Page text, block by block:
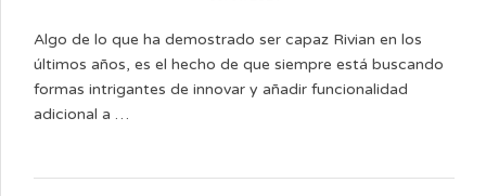
Algo de lo que ha demostrado ser capaz Rivian en los
últimos años, es el hecho de que siempre está buscando
formas intrigantes de innovar y añadir funcionalidad
adicional a …